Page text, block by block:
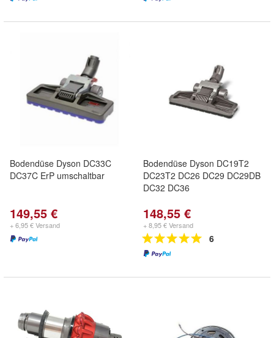
Bodendüse Dyson DC33C
DC37C ErP umschaltbar
149,55 €
+ 6,95 € Versand
Bodendüse Dyson DC19T2
DC23T2 DC26 DC29 DC29DB
DC32 DC36
148,55 €
+ 8,95 € Versand
6